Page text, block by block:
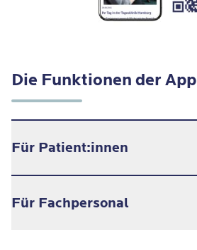
Die Funktionen der App
Für Patient:innen
Änderungen im Therapieplan
Für Fachpersonal